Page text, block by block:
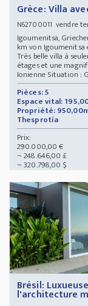
Grèce: Villa
N62700011 vendre
Igoumenitsa,
km von
Très belle villa à
étages et une
Ionienne Situation :
Pièces: 5
Espace vital:
Propriété:
Thesprotía
Prix:
290.000,00 €
~ 248.646,00 £
~ 320.798,00 $
Brésil:
l'architecture